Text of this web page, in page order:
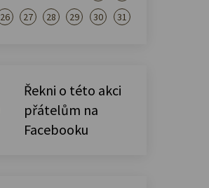
26 27 28 29 30 31
Řekni o této akci
přátelům na
Facebooku